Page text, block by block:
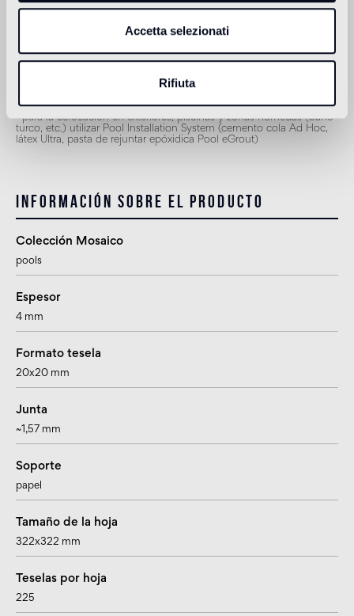
Accetta selezionati
Rifiuta
Ducha
para la colocación en exteriores, piscinas y zonas húmedas (baño
turco, etc.) utilizar Pool Installation System (cemento cola Ad Hoc,
látex Ultra, pasta de rejuntar epóxidica Pool eGrout)
Información sobre el producto
Colección Mosaico
pools
Espesor
4 mm
Formato tesela
20x20 mm
Junta
~1,57 mm
Soporte
papel
Tamaño de la hoja
322x322 mm
Teselas por hoja
225